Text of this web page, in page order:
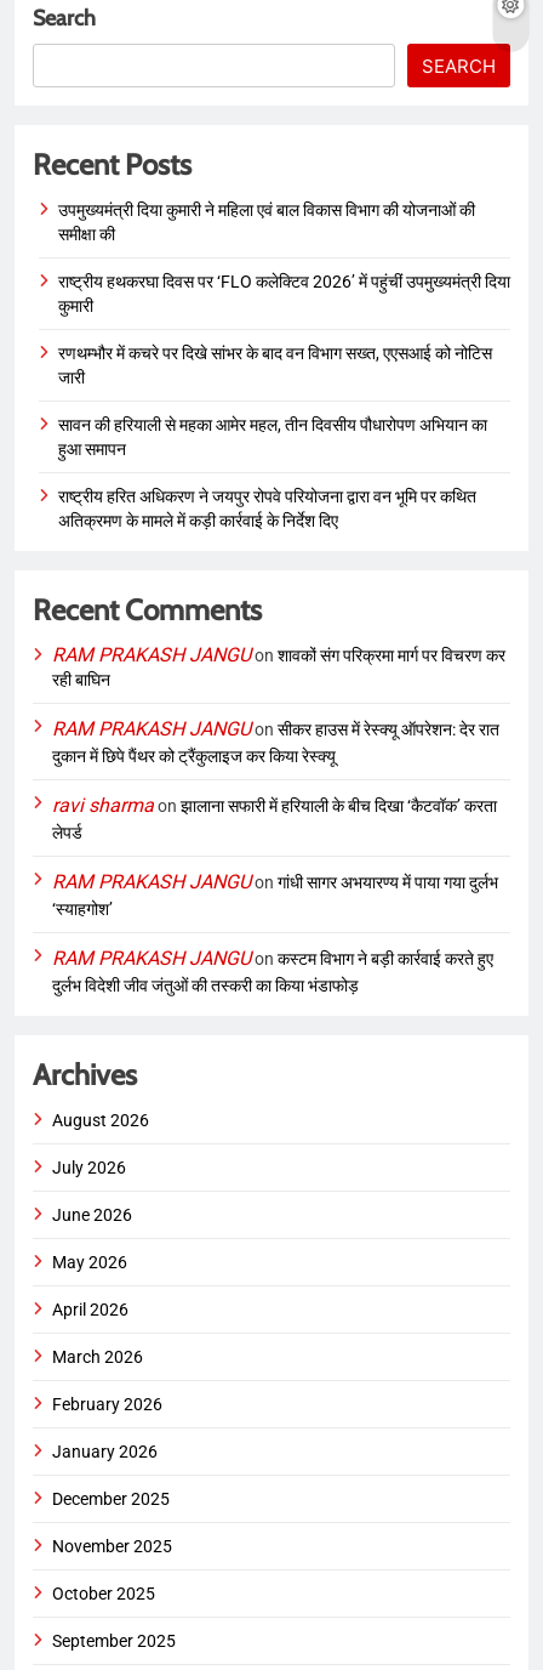
Search
SEARCH
Recent Posts
उपमुख्यमंत्री दिया कुमारी ने महिला एवं बाल विकास विभाग की योजनाओं की
समीक्षा की
राष्ट्रीय हथकरघा दिवस पर ‘FLO कलेक्टिव 2026’ में पहुंचीं उपमुख्यमंत्री दिया
कुमारी
रणथम्भौर में कचरे पर दिखे सांभर के बाद वन विभाग सख्त, एएसआई को नोटिस
जारी
सावन की हरियाली से महका आमेर महल, तीन दिवसीय पौधारोपण अभियान का
हुआ समापन
राष्ट्रीय हरित अधिकरण ने जयपुर रोपवे परियोजना द्वारा वन भूमि पर कथित
अतिक्रमण के मामले में कड़ी कार्रवाई के निर्देश दिए
Recent Comments
RAM PRAKASH JANGUon शावकों संग परिक्रमा मार्ग पर विचरण कर
रही बाघिन
RAM PRAKASH JANGUon सीकर हाउस में रेस्क्यू ऑपरेशन: देर रात
दुकान में छिपे पैंथर को ट्रैंकुलाइज कर किया रेस्क्यू
ravi sharmaon झालाना सफारी में हरियाली के बीच दिखा ‘कैटवॉक’ करता
लेपर्ड
RAM PRAKASH JANGUon गांधी सागर अभयारण्य में पाया गया दुर्लभ
‘स्याहगोश’
RAM PRAKASH JANGUon कस्टम विभाग ने बड़ी कार्रवाई करते हुए
दुर्लभ विदेशी जीव जंतुओं की तस्करी का किया भंडाफोड़
Archives
August 2026
July 2026
June 2026
May 2026
April 2026
March 2026
February 2026
January 2026
December 2025
November 2025
October 2025
September 2025